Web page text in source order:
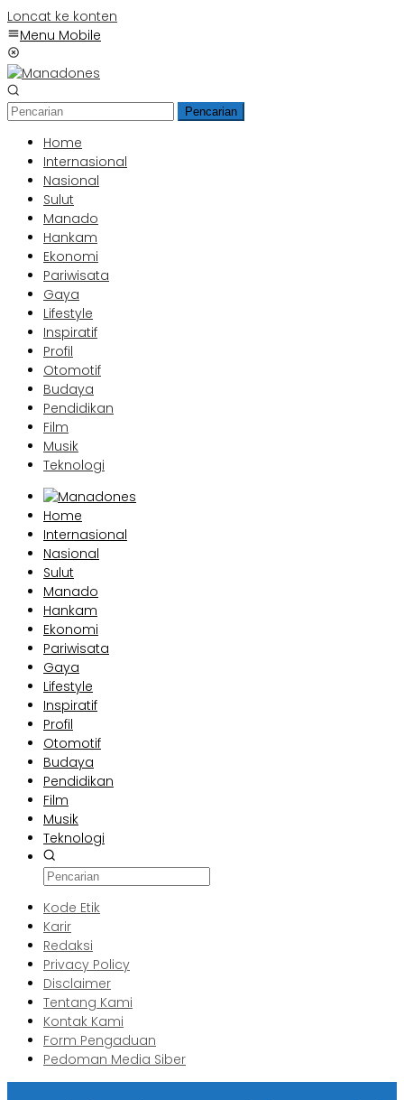
Loncat ke konten
Menu Mobile
Pencarian
Home
Internasional
Nasional
Sulut
Manado
Hankam
Ekonomi
Pariwisata
Gaya
Lifestyle
Inspiratif
Profil
Otomotif
Budaya
Pendidikan
Film
Musik
Teknologi
Home
Internasional
Nasional
Sulut
Manado
Hankam
Ekonomi
Pariwisata
Gaya
Lifestyle
Inspiratif
Profil
Otomotif
Budaya
Pendidikan
Film
Musik
Teknologi
Kode Etik
Karir
Redaksi
Privacy Policy
Disclaimer
Tentang Kami
Kontak Kami
Form Pengaduan
Pedoman Media Siber